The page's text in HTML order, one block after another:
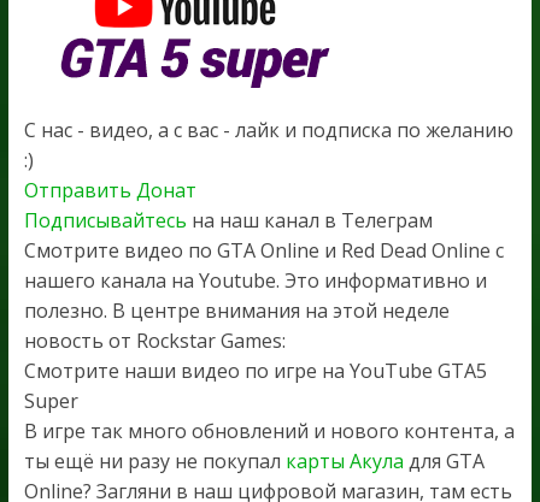
С нас - видео, а с вас - лайк и подписка по желанию
:)
Отправить Донат
Подписывайтесь на наш канал в Телеграм
Смотрите видео по GTA Online и Red Dead Online с
нашего канала на Youtube. Это информативно и
полезно. В центре внимания на этой неделе
новость от Rockstar Games:
Смотрите наши видео по игре на YouTube GTA5
Super
В игре так много обновлений и нового контента, а
ты ещё ни разу не покупал карты Акула для GTA
Online? Загляни в наш цифровой магазин, там есть